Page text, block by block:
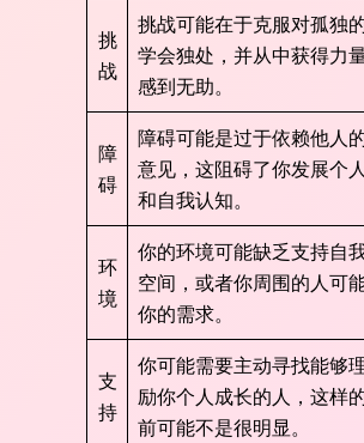
挑
战
挑战可能在于克服对孤独
学会独处，并从中获得力
感到无助。
障
碍
障碍可能是过于依赖他人
意见，这阻碍了你发展个
和自我认知。
环
境
你的环境可能缺乏支持自
空间，或者你周围的人可
你的需求。
支
持
你可能需要主动寻找能够
励你个人成长的人，这样
前可能不是很明显。